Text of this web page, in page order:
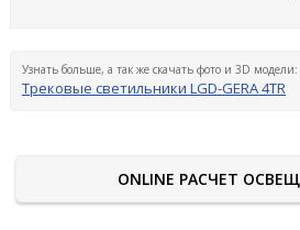
Узнать больше, а так же скачать фото и 3D модели:
Трековые светильники LGD-GERA 4TR
ONLINE РАСЧЕТ